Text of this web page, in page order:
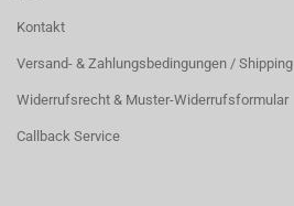
Kontakt
Versand- & Zahlungsbedingungen / Shipping
Widerrufsrecht & Muster-Widerrufsformular
Callback Service